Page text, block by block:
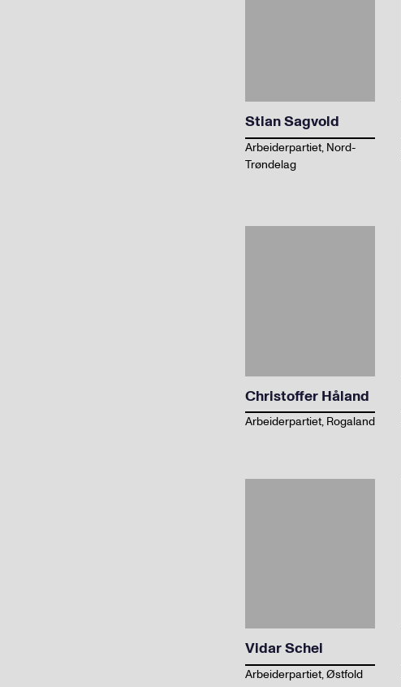
Stian Sagvold
Arbeiderpartiet, Nord-
Trøndelag
Christoffer Håland
Arbeiderpartiet, Rogaland
Vidar Schei
Arbeiderpartiet, Østfold